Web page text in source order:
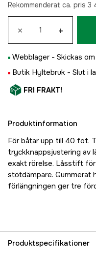
Rekommenderat ca. pris 3
× +
Webblager - Skickas
Butik Hyltebruk - Slut i
FRI FRAKT!
Produktinformation
För båtar upp till 40 fot.
tryckknappsjustering av
exakt rörelse. Låsstift
stötdämpare. Gummerat
förlängningen ger tre
Produktspecifikationer